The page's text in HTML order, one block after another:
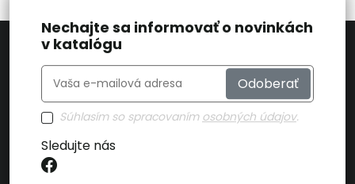
Nechajte sa informovať o novinkách
v katalógu
Odoberať
Súhlasím so spracovaním osobných údajov.
Sledujte nás